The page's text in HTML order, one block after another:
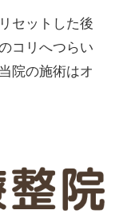
セットした後
コリへつらい
院の施術はオ